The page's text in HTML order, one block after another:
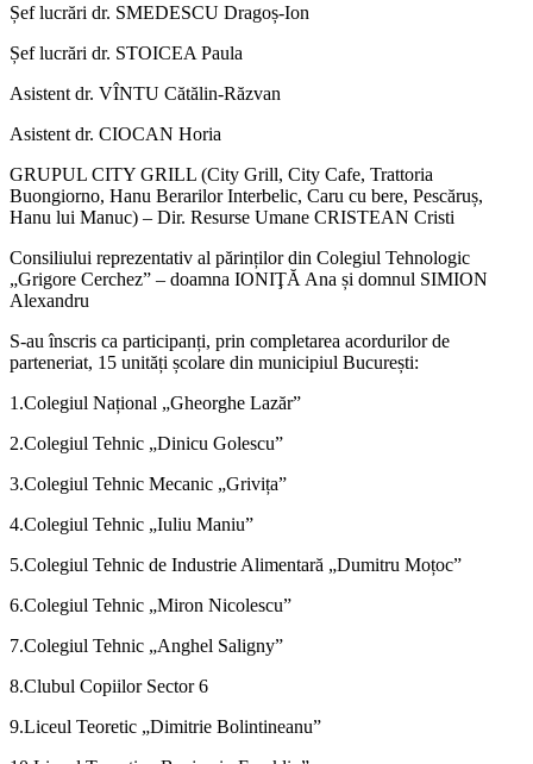
Șef lucrări dr. SMEDESCU Dragoș-Ion
Șef lucrări dr. STOICEA Paula
Asistent dr. VÎNTU Cătălin-Răzvan
Asistent dr. CIOCAN Horia
GRUPUL CITY GRILL (City Grill, City Cafe, Trattoria
Buongiorno, Hanu Berarilor Interbelic, Caru cu bere, Pescăruș,
Hanu lui Manuc) – Dir. Resurse Umane CRISTEAN Cristi
Consiliului reprezentativ al părinților din Colegiul Tehnologic
„Grigore Cerchez” – doamna IONIŢĂ Ana și domnul SIMION
Alexandru
S-au înscris ca participanți, prin completarea acordurilor de
parteneriat, 15 unități școlare din municipiul București:
1.Colegiul Național „Gheorghe Lazăr”
2.Colegiul Tehnic „Dinicu Golescu”
3.Colegiul Tehnic Mecanic „Grivița”
4.Colegiul Tehnic „Iuliu Maniu”
5.Colegiul Tehnic de Industrie Alimentară „Dumitru Moțoc”
6.Colegiul Tehnic „Miron Nicolescu”
7.Colegiul Tehnic „Anghel Saligny”
8.Clubul Copiilor Sector 6
9.Liceul Teoretic „Dimitrie Bolintineanu”